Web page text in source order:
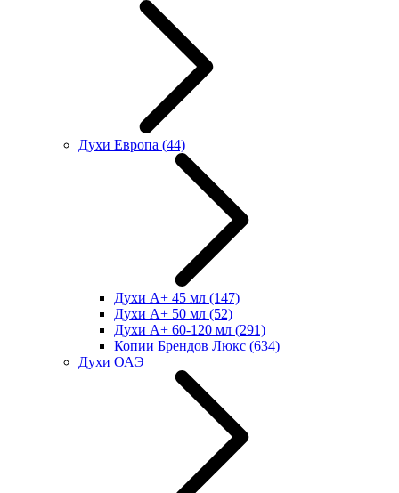
Духи Европа (44)
Духи А+ 45 мл (147)
Духи А+ 50 мл (52)
Духи А+ 60-120 мл (291)
Копии Брендов Люкс (634)
Духи ОАЭ